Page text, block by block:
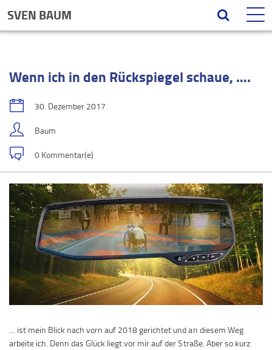
SVEN BAUM
Wenn ich in den Rückspiegel schaue, ….
30. Dezember 2017
Baum
0 Kommentar(e)
… ist mein Blick nach vorn auf 2018 gerichtet und an diesem Weg
arbeite ich. Denn das Glück liegt vor mir auf der Straße. Aber so kurz